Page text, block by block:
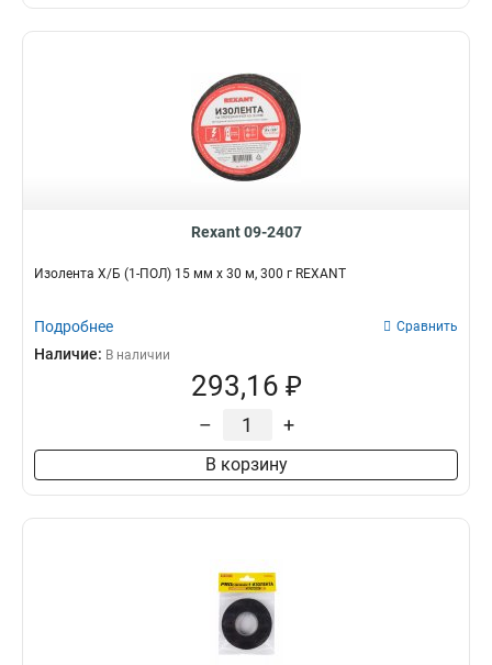
Rexant 09-2407
Изолента Х/Б (1-ПОЛ) 15 мм х 30 м, 300 г REXANT
Подробнее Сравнить
Наличие: В наличии
293,16 ₽
– +
В корзину